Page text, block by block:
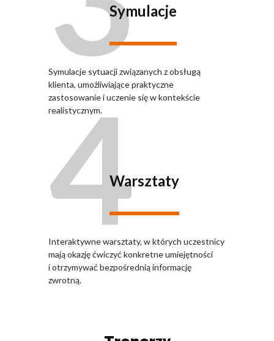
Symulacje
Symulacje sytuacji związanych z obsługą
klienta, umożliwiające praktyczne
zastosowanie i uczenie się w kontekście
realistycznym.
4Warsztaty
Interaktywne warsztaty, w których uczestnicy
mają okazję ćwiczyć konkretne umiejętności
i otrzymywać bezpośrednią informację
zwrotną.